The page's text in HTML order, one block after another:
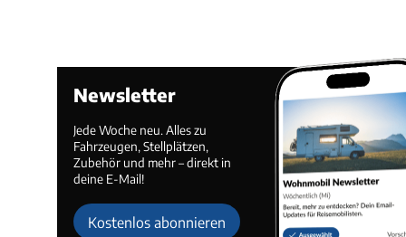
Newsletter
Jede Woche neu. Alles zu
Fahrzeugen, Stellplätzen,
Zubehör und mehr – direkt in
deine E-Mail!
Kostenlos abonnieren